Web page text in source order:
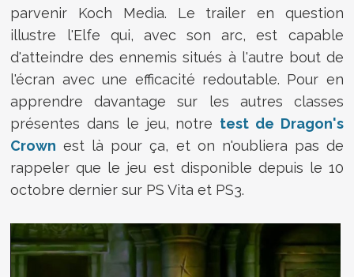
parvenir Koch Media. Le trailer en question
illustre l'Elfe qui, avec son arc, est capable
d'atteindre des ennemis situés à l'autre bout de
l'écran avec une efficacité redoutable. Pour en
apprendre davantage sur les autres classes
présentes dans le jeu, notre test de Dragon's
Crown est là pour ça, et on n'oubliera pas de
rappeler que le jeu est disponible depuis le 10
octobre dernier sur PS Vita et PS3.